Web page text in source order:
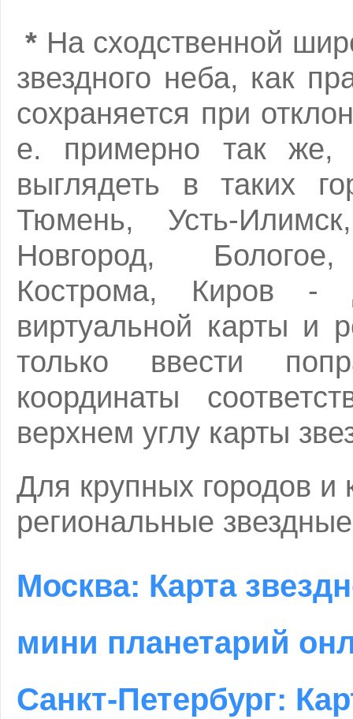
* На сходственной
звездного неба, как
сохраняется при
е. примерно так
выглядеть в таких
Тюмень, Усть-
Новгород,
Кострома, Киров -
виртуальной карты и
только ввести
координаты
верхнем углу карты
Для крупных городов и
региональные
Москва: Карта
мини планетарий
Санкт-Петербург: